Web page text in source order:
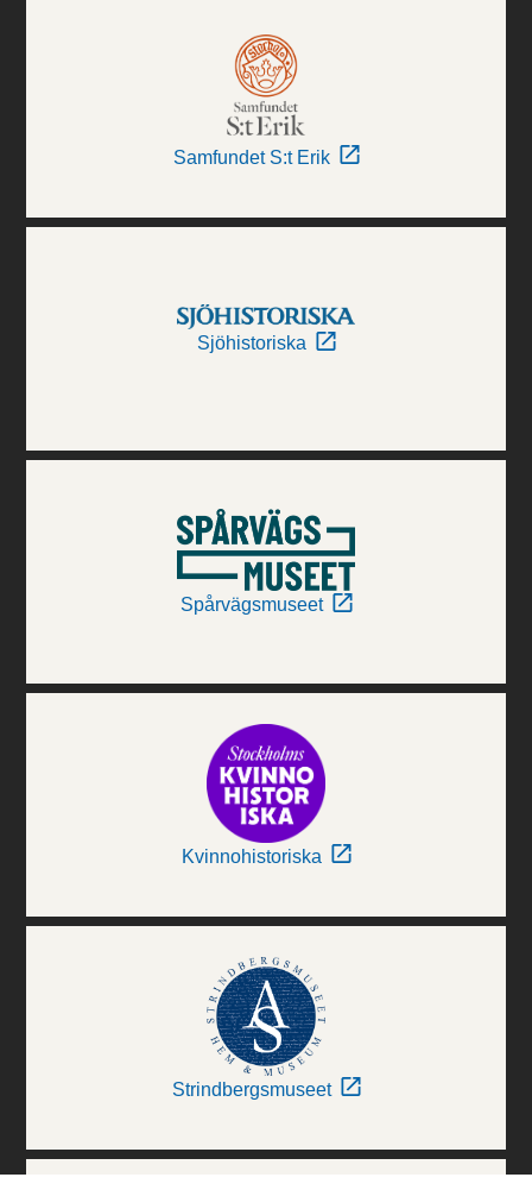
Samfundet S:t Erik
Sjöhistoriska
Spårvägsmuseet
Kvinnohistoriska
Strindbergsmuseet